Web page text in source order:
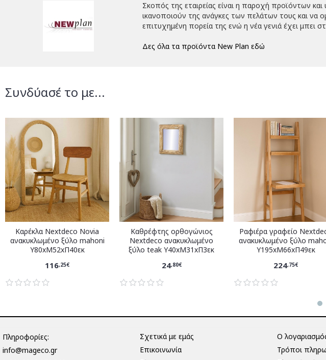
Σκοπός της εταιρείας είναι η παροχή προϊόντων
ικανοποιούν της ανάγκες των πελάτων τους και να
επιτυχημένη πορεία της ενώ η νέα γενιά έχει μπει
Δες όλα τα προϊόντα New Plan εδώ
Συνδύασέ το με...
Καρέκλα Nextdeco Novia
ανακυκλωμένο ξύλο mahoni
Υ80xM52xΠ40εκ
116,25€
Καθρέφτης ορθογώνιος
Nextdeco ανακυκλωμένο
ξύλο teak Υ40xM31xΠ3εκ
24,80€
Ραφιέρα γραφείο
ανακυκλωμένο ξύλο
Υ195xM66xΠ49εκ
224,75€
Πληροφορίες:
info@mageco.gr
Σχετικά με εμάς
Επικοινωνία
Ο
Τρόποι